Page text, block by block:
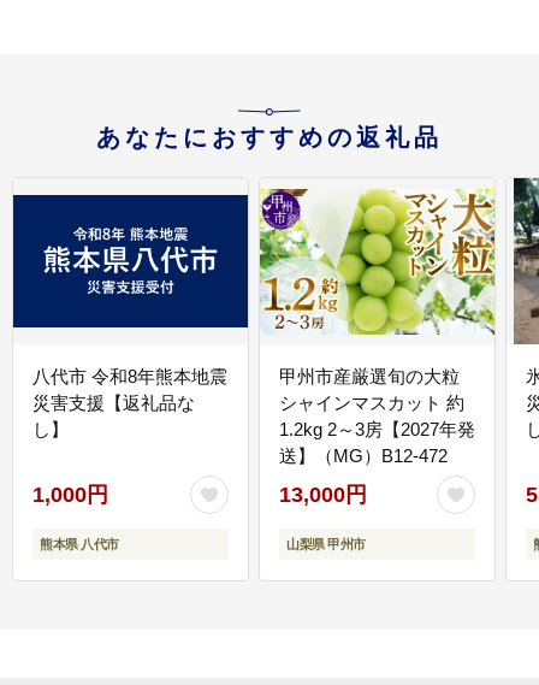
あなたにおすすめの返礼品
八代市 令和8年熊本地震
災害支援【返礼品な
し】
1,000円
熊本県 八代市
甲州市産厳選旬の大粒
シャインマスカット 約
1.2kg 2～3房【2027年発
送】（MG）B12-472
13,000円
山梨県 甲州市